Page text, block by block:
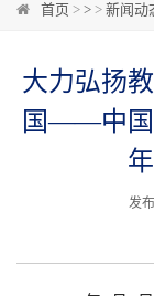
首页 > > > 新闻动
大力弘扬
国——中国
发